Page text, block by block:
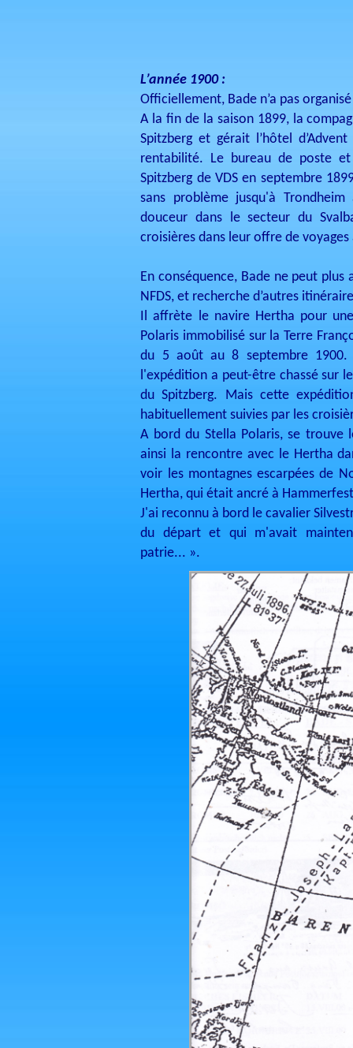
L’année 1900 :
Officiellement, Bade n’a pas
A la fin de la saison 1899, la
Spitzberg et gérait l’hôtel
rentabilité. Le bureau de poste
Spitzberg de VDS en septembre
sans problème jusqu'à
douceur dans le secteur du
croisières dans leur offre de
En conséquence, Bade ne peut
NFDS, et recherche d’autres
Il affrète le navire Hertha pour
Polaris immobilisé sur la Terre
du 5 août au 8 septembre
l'expédition a peut-être chassé sur
du Spitzberg. Mais cette
habituellement suivies par les
A bord du Stella Polaris, se trouve
ainsi la rencontre avec le Hertha
voir les montagnes escarpées de
Hertha, qui était ancré à
J'ai reconnu à bord le cavalier
du départ et qui m'avait
patrie... ».